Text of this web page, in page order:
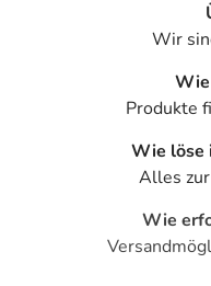
- Entweichen von
- Schmerzen im
- Juckreiz (Pruritus)
Bemerken Sie eine
Veränderung während
Wir
Produkte
Wie löse
Alles
Wie